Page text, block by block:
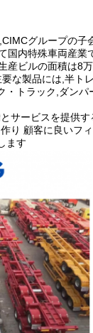
グループの子
内特殊車両産業
ビルの面積は8
な製品には,半ト
トラック,ダンパ
サービスを提供
り 顧客に良いフ
ます